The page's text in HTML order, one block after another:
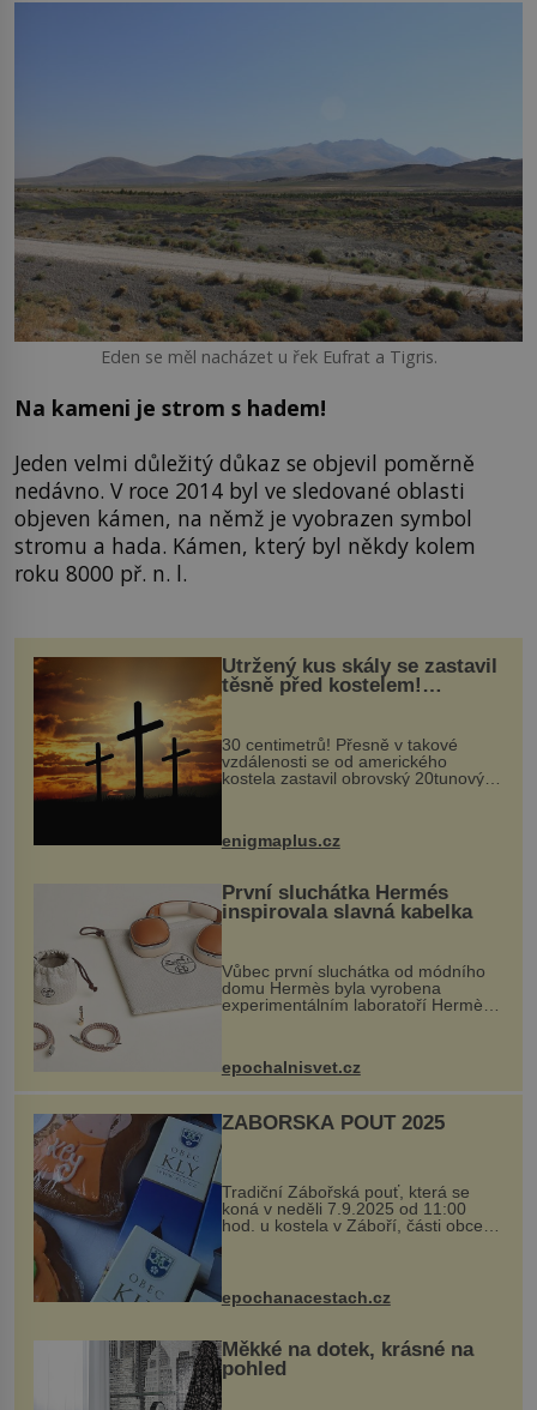
Eden se měl nacházet u řek Eufrat a Tigris.
Na kameni je strom s hadem!
Jeden velmi důležitý důkaz se objevil poměrně
nedávno. V roce 2014 byl ve sledované oblasti
objeven kámen, na němž je vyobrazen symbol
stromu a hada. Kámen, který byl někdy kolem
roku 8000 př. n. l.
Utržený kus skály se zastavil
těsně před kostelem!
Ochránila ho boží síla?
30 centimetrů! Přesně v takové
vzdálenosti se od amerického
kostela zastavil obrovský 20tunový
...
enigmaplus.cz
První sluchátka Hermés
inspirovala slavná kabelka
Vůbec první sluchátka od módního
domu Hermès byla vyrobena
experimentálním laboratoří Hermès
kovový...
epochalnisvet.cz
ZÁBOŘSKÁ POUŤ 2025
Tradiční Zábořská pouť, která se
koná v neděli 7.9.2025 od 11:00
hod. u kostela v Záboří, části obce
Kly u Mělníka. V programu naleznete
komentovanou prohlídku kostela,
epochanacestach.cz
Měkké na dotek, krásné na
pohled